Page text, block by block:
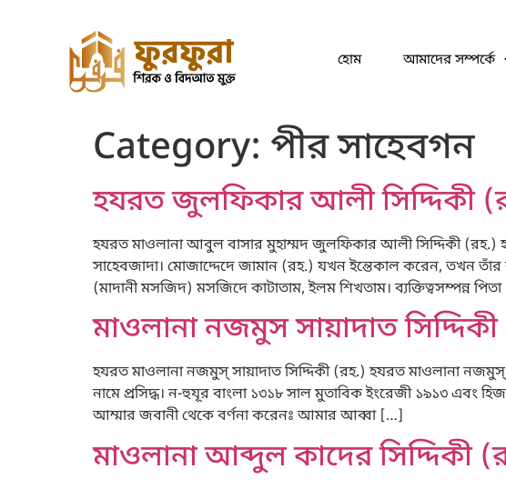
হোম আমাদের সম্পর্কে
Category: পীর সাহেবগন
হযরত জুলফিকার আলী সিদ্দিকী
হযরত মাওলানা আবুল বাসার মুহাম্মদ জুলফিকার আলী সিদ্দিকী
সাহেবজাদা। মোজাদ্দেদে জামান (রহ.) যখন ইন্তেকাল করেন, তখন
(মাদানী মসজিদ) মসজিদে কাটাতাম, ইলম শিখতাম। ব্যক্তিত্বসম্পন্ন
মাওলানা নজমুস সায়াদাত
হযরত মাওলানা নজমুস্ সায়াদাত সিদ্দিকী (রহ.) হযরত মাওলানা
নামে প্রসিদ্ধ। ন-হুযূর বাংলা ১৩১৮ সাল মুতাবিক ইংরেজী ১৯১৩ এবং
আম্মার জবানী থেকে বর্ণনা করেনঃ আমার আব্বা […]
মাওলানা আব্দুল কাদের সিদ্দিকী